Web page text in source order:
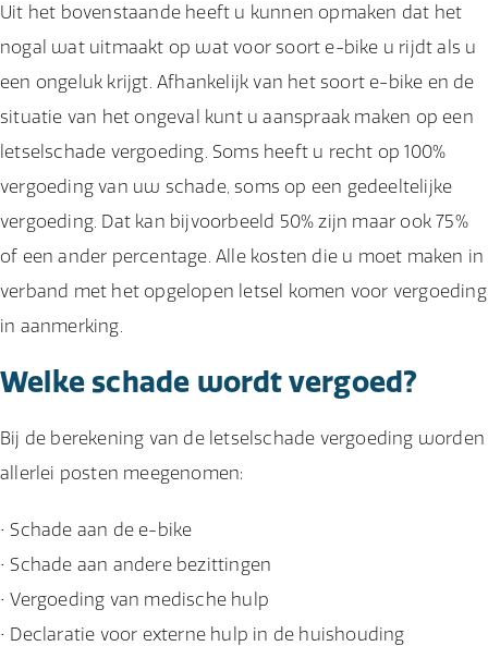
Uit het bovenstaande heeft u kunnen opmaken dat het
nogal wat uitmaakt op wat voor soort e-bike u rijdt als u
een ongeluk krijgt. Afhankelijk van het soort e-bike en de
situatie van het ongeval kunt u aanspraak maken op een
letselschade vergoeding. Soms heeft u recht op 100%
vergoeding van uw schade, soms op een gedeeltelijke
vergoeding. Dat kan bijvoorbeeld 50% zijn maar ook 75%
of een ander percentage. Alle kosten die u moet maken in
verband met het opgelopen letsel komen voor vergoeding
in aanmerking.
Welke schade wordt vergoed?
Bij de berekening van de letselschade vergoeding worden
allerlei posten meegenomen:
• Schade aan de e-bike
• Schade aan andere bezittingen
• Vergoeding van medische hulp
• Declaratie voor externe hulp in de huishouding